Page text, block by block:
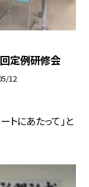
定例研修会
12
トにあたって」と